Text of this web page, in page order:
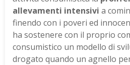
allevamenti intensivi a
finendo con i poveri ed
ha sostenere con il proprio
consumistico un modello di
drogato quando un agnello